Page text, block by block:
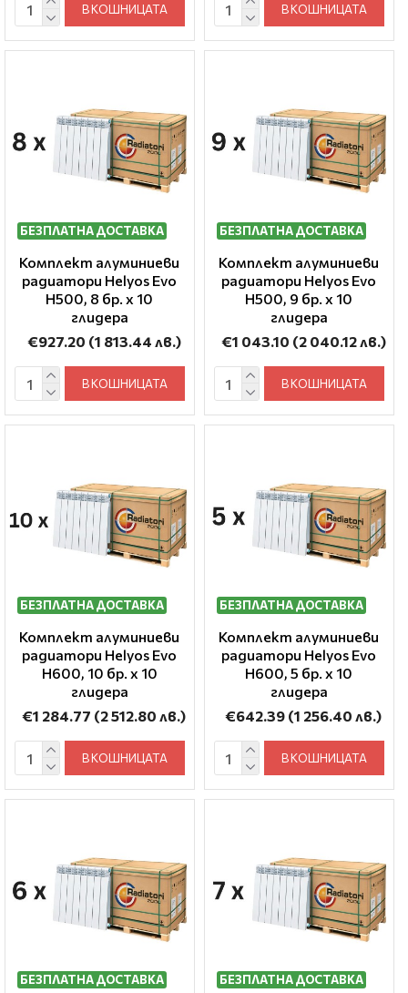
В КОШНИЦАТА В КОШНИЦАТА
БЕЗПЛАТНА ДОСТАВКА
Комплект алуминиеви
радиатори Helyos Evo
H500, 8 бр. x 10
глидера
€927.20 (1 813.44 лв.)
В КОШНИЦАТА
БЕЗПЛАТНА ДОСТАВКА
Комплект алуминиеви
радиатори Helyos Evo
H500, 9 бр. x 10
глидера
€1 043.10 (2 040.12 лв.)
В КОШНИЦАТА
БЕЗПЛАТНА ДОСТАВКА
Комплект алуминиеви
радиатори Helyos Evo
H600, 10 бр. x 10
глидера
€1 284.77 (2 512.80 лв.)
В КОШНИЦАТА
БЕЗПЛАТНА ДОСТАВКА
Комплект алуминиеви
радиатори Helyos Evo
H600, 5 бр. x 10
глидера
€642.39 (1 256.40 лв.)
В КОШНИЦАТА
БЕЗПЛАТНА ДОСТАВКА БЕЗПЛАТНА ДОСТАВКА